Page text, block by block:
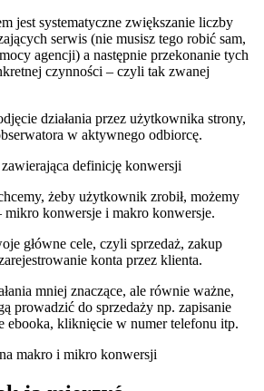
jest systematyczne zwiększanie liczby
serwis (nie musisz tego robić sam,
agencji) a następnie przekonanie tych
czynności – czyli tak zwanej
działania przez użytkownika strony,
w aktywnego odbiorcę.
żeby użytkownik zrobił, możemy
konwersje i makro konwersje.
główne cele, czyli sprzedaż, zakup
konta przez klienta.
mniej znaczące, ale równie ważne,
prowadzić do sprzedaży np. zapisanie
ebooka, kliknięcie w numer telefonu itp.